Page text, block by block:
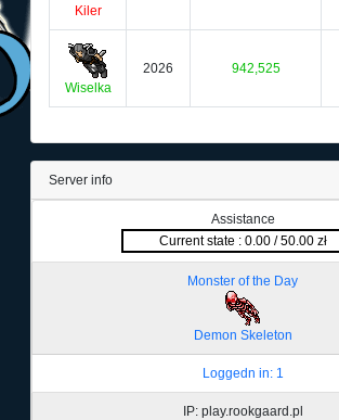
Kiler
Wiselka
2026 942,525
Server info
Assistance
Current state : 0.00 / 50.00 zł
Monster of the Day
Demon Skeleton
Loggedn in: 1
IP: play.rookgaard.pl